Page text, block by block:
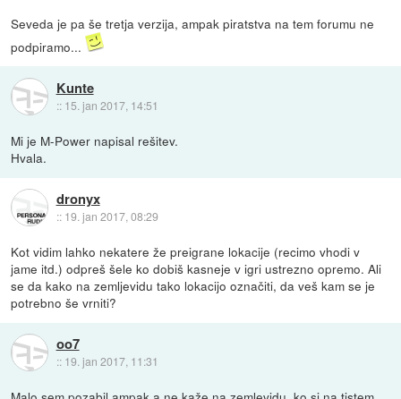
Seveda je pa še tretja verzija, ampak piratstva na tem forumu ne
podpiramo...
Kunte
:: 15. jan 2017, 14:51
Mi je M-Power napisal rešitev.
Hvala.
dronyx
:: 19. jan 2017, 08:29
Kot vidim lahko nekatere že preigrane lokacije (recimo vhodi v
jame itd.) odpreš šele ko dobiš kasneje v igri ustrezno opremo. Ali
se da kako na zemljevidu tako lokacijo označiti, da veš kam se je
potrebno še vrniti?
oo7
:: 19. jan 2017, 11:31